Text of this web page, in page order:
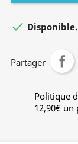

Partager
Politique
12,90€